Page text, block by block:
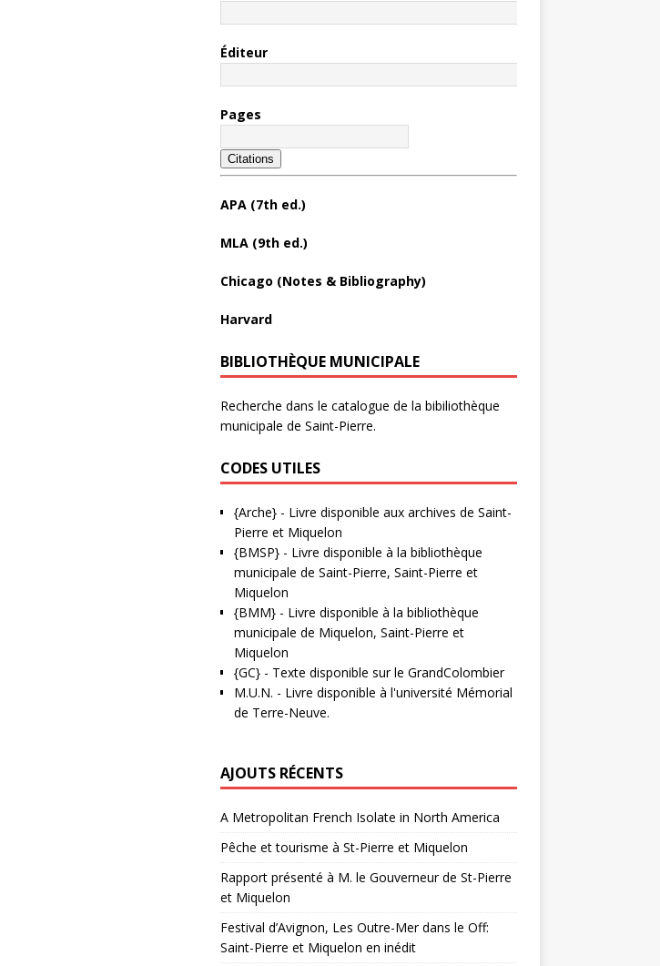
Éditeur
Pages
Citations
APA (7th ed.)
MLA (9th ed.)
Chicago (Notes & Bibliography)
Harvard
BIBLIOTHÈQUE MUNICIPALE
Recherche dans le catalogue de la bibiliothèque
municipale de Saint-Pierre.
CODES UTILES
{Arche}- Livre disponible aux archives de Saint-
Pierre et Miquelon
{BMSP}- Livre disponible à la bibliothèque
municipale de Saint-Pierre, Saint-Pierre et
Miquelon
{BMM}- Livre disponible à la bibliothèque
municipale de Miquelon, Saint-Pierre et
Miquelon
{GC}- Texte disponible sur le GrandColombier
M.U.N. - Livre disponible à l'université Mémorial
de Terre-Neuve.
AJOUTS RÉCENTS
A Metropolitan French Isolate in North America
Pêche et tourisme à St-Pierre et Miquelon
Rapport présenté à M. le Gouverneur de St-Pierre
et Miquelon
Festival d’Avignon, Les Outre-Mer dans le Off:
Saint-Pierre et Miquelon en inédit